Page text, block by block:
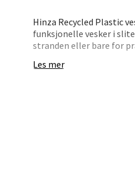
Hinza Recycled Plastic
funksjonelle vesker i
stranden eller bare for
Med et utvalg av ulike
Les mer